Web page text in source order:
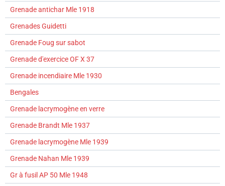
Grenade antichar Mle 1918
Grenades Guidetti
Grenade Foug sur sabot
Grenade d'exercice OF X 37
Grenade incendiaire Mle 1930
Bengales
Grenade lacrymogène en verre
Grenade Brandt Mle 1937
Grenade lacrymogène Mle 1939
Grenade Nahan Mle 1939
Gr à fusil AP 50 Mle 1948